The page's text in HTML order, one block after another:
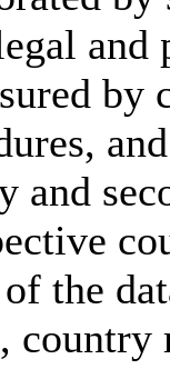
by
and
the
country